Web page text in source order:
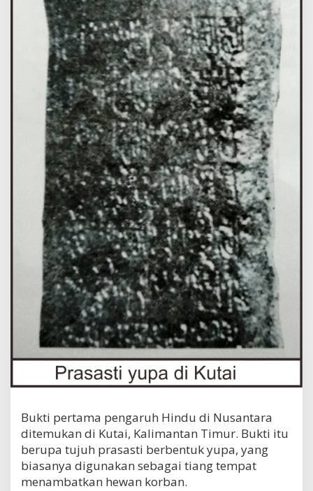
Bukti pertama pengaruh Hindu di Nusantara
ditemukan di Kutai, Kalimantan Timur. Bukti itu
berupa tujuh prasasti berbentuk yupa, yang
biasanya digunakan sebagai tiang tempat
menambatkan hewan korban.